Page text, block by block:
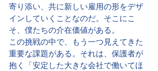
寄り添い、共に新しい雇用の形をデザ
インしていくことなのだ。そこにこ
そ、僕たちの介在価値がある。
この挑戦の中で、もう一つ見えてきた
重要な課題がある。それは、保護者が
抱く「安定した大きな会社で働いてほ